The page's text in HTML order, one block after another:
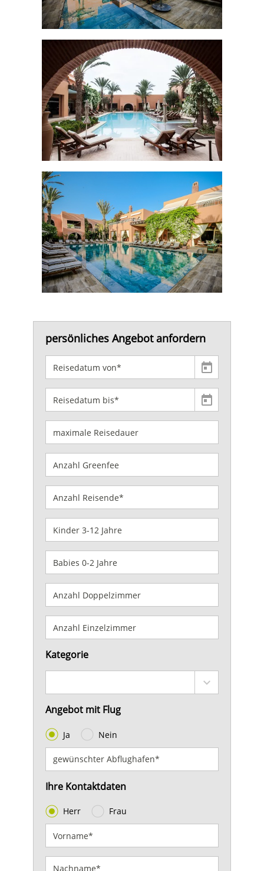
persönliches Angebot anfordern
Kategorie
Angebot mit Flug
Ja Nein
Ihre Kontaktdaten
Herr Frau